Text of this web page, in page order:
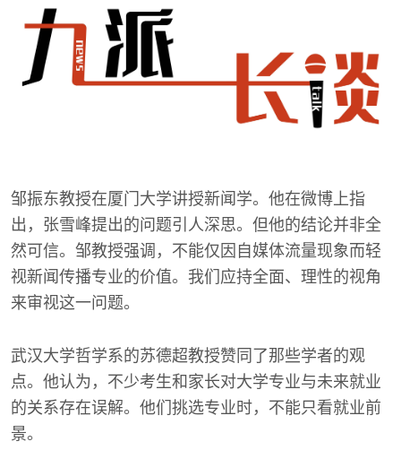
邹振东教授在厦门大学讲授新闻学。他在微博上指
出，张雪峰提出的问题引人深思。但他的结论并非全
然可信。邹教授强调，不能仅因自媒体流量现象而轻
视新闻传播专业的价值。我们应持全面、理性的视角
来审视这一问题。
武汉大学哲学系的苏德超教授赞同了那些学者的观
点。他认为，不少考生和家长对大学专业与未来就业
的关系存在误解。他们挑选专业时，不能只看就业前
景。